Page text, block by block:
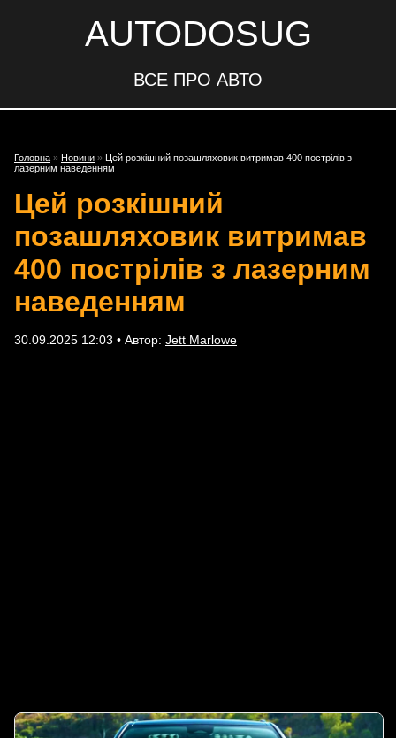
AUTODOSUG
ВСЕ ПРО АВТО
Головна » Новини » Цей розкішний позашляховик витримав 400 пострілів з
лазерним наведенням
Цей розкішний
позашляховик витримав
400 пострілів з лазерним
наведенням
30.09.2025 12:03 • Автор: Jett Marlowe